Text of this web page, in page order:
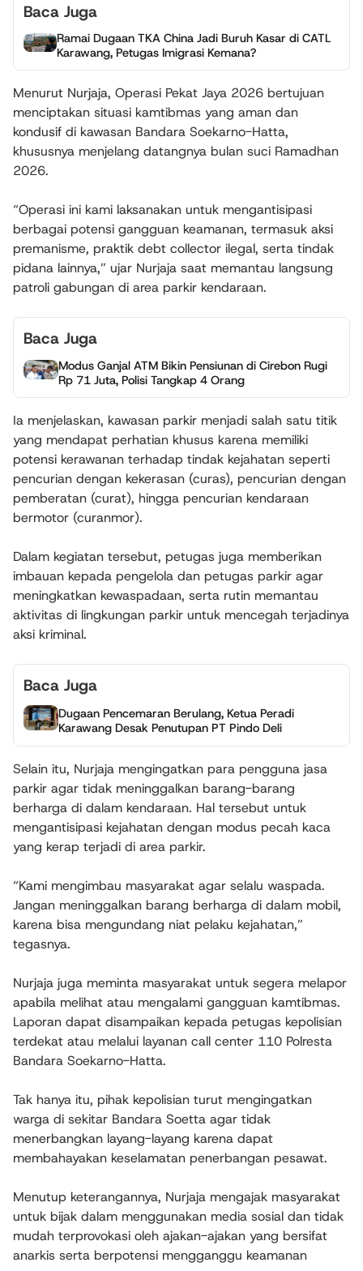
Baca Juga
Ramai Dugaan TKA China Jadi Buruh Kasar di CATL
Karawang, Petugas Imigrasi Kemana?
Menurut Nurjaja, Operasi Pekat Jaya 2026 bertujuan
menciptakan situasi kamtibmas yang aman dan
kondusif di kawasan Bandara Soekarno-Hatta,
khususnya menjelang datangnya bulan suci Ramadhan
2026.
“Operasi ini kami laksanakan untuk mengantisipasi
berbagai potensi gangguan keamanan, termasuk aksi
premanisme, praktik debt collector ilegal, serta tindak
pidana lainnya,” ujar Nurjaja saat memantau langsung
patroli gabungan di area parkir kendaraan.
Baca Juga
Modus Ganjal ATM Bikin Pensiunan di Cirebon Rugi
Rp 71 Juta, Polisi Tangkap 4 Orang
Ia menjelaskan, kawasan parkir menjadi salah satu titik
yang mendapat perhatian khusus karena memiliki
potensi kerawanan terhadap tindak kejahatan seperti
pencurian dengan kekerasan (curas), pencurian dengan
pemberatan (curat), hingga pencurian kendaraan
bermotor (curanmor).
Dalam kegiatan tersebut, petugas juga memberikan
imbauan kepada pengelola dan petugas parkir agar
meningkatkan kewaspadaan, serta rutin memantau
aktivitas di lingkungan parkir untuk mencegah terjadinya
aksi kriminal.
Baca Juga
Dugaan Pencemaran Berulang, Ketua Peradi
Karawang Desak Penutupan PT Pindo Deli
Selain itu, Nurjaja mengingatkan para pengguna jasa
parkir agar tidak meninggalkan barang-barang
berharga di dalam kendaraan. Hal tersebut untuk
mengantisipasi kejahatan dengan modus pecah kaca
yang kerap terjadi di area parkir.
“Kami mengimbau masyarakat agar selalu waspada.
Jangan meninggalkan barang berharga di dalam mobil,
karena bisa mengundang niat pelaku kejahatan,”
tegasnya.
Nurjaja juga meminta masyarakat untuk segera melapor
apabila melihat atau mengalami gangguan kamtibmas.
Laporan dapat disampaikan kepada petugas kepolisian
terdekat atau melalui layanan call center 110 Polresta
Bandara Soekarno-Hatta.
Tak hanya itu, pihak kepolisian turut mengingatkan
warga di sekitar Bandara Soetta agar tidak
menerbangkan layang-layang karena dapat
membahayakan keselamatan penerbangan pesawat.
Menutup keterangannya, Nurjaja mengajak masyarakat
untuk bijak dalam menggunakan media sosial dan tidak
mudah terprovokasi oleh ajakan-ajakan yang bersifat
anarkis serta berpotensi mengganggu keamanan